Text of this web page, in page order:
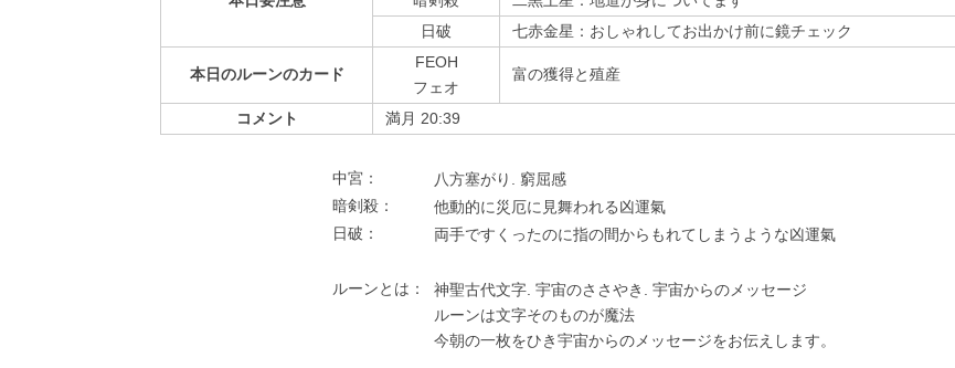
⽇破
七赤金星：おしゃれしてお出かけ前に鏡チェック
本日のルーンのカード
FEOH
フェオ
富の獲得と殖産
コメント 満月 20:39
中宮：
⼋⽅塞がり. 窮屈感
暗剣殺：
他動的に災厄に⾒舞われる凶運氣
⽇破：
両⼿ですくったのに指の間からもれてしまうような凶運氣
ルーンとは：
神聖古代⽂字. 宇宙のささやき. 宇宙からのメッセージ
ルーンは⽂字そのものが魔法
今朝の⼀枚をひき宇宙からのメッセージをお伝えします。